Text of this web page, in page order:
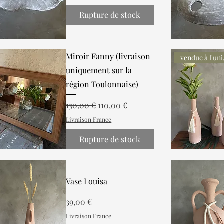
Rupture de stock
Miroir Fanny (livraison
uniquement sur la
région Toulonnaise)
Prix original
130,00 € Prix promotionnel
110,00 €
Livraison France
Rupture de stock
Vase Louisa
Prix
39,00 €
Livraison France